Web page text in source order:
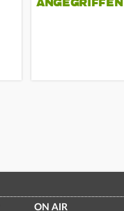
ANGEGRIFFEN
ON AIR